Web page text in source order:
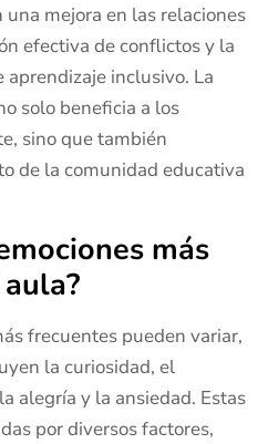
mejora en las relaciones
efectiva de conflictos y la
inclusivo. La
solo beneficia a los
sino que también
de la comunidad educativa
más
frecuentes pueden variar,
la curiosidad, el
alegría y la ansiedad. Estas
por diversos factores,